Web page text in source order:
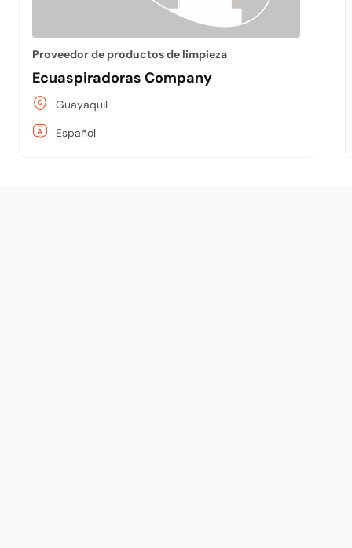
Proveedor de productos de limpieza
Ecuaspiradoras Company
Guayaquil
Español